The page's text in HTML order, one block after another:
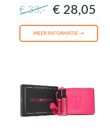
€ 33,- € 28,05
MEER INFORMATIE →